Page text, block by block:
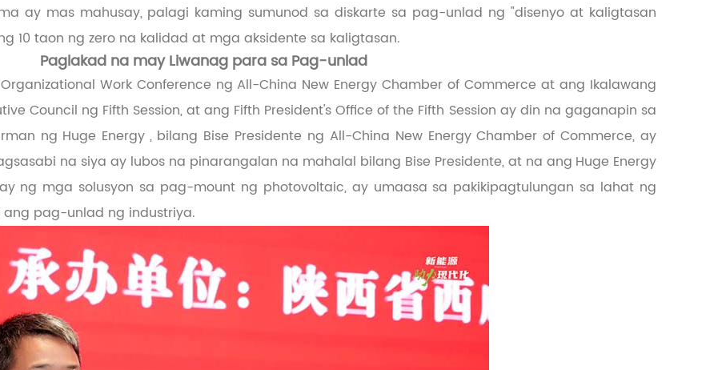
ay mas mahusay, palagi kaming sumunod sa diskarte sa pag-unlad ng "disenyo at kaligtasan
10 taon ng zero na kalidad at mga aksidente sa kaligtasan.
Paglakad na may Liwanag para sa Pag-unlad
Work Conference ng All-China New Energy Chamber of Commerce at ang Ikalawang
Council ng Fifth Session, at ang Fifth President's Office of the Fifth Session ay din na gaganapin sa
ng Huge Energy , bilang Bise Presidente ng All-China New Energy Chamber of Commerce, ay
na siya ay lubos na pinarangalan na mahalal bilang Bise Presidente, at na ang Huge Energy
ng mga solusyon sa pag-mount ng photovoltaic, ay umaasa sa pakikipagtulungan sa lahat ng
pag-unlad ng industriya.